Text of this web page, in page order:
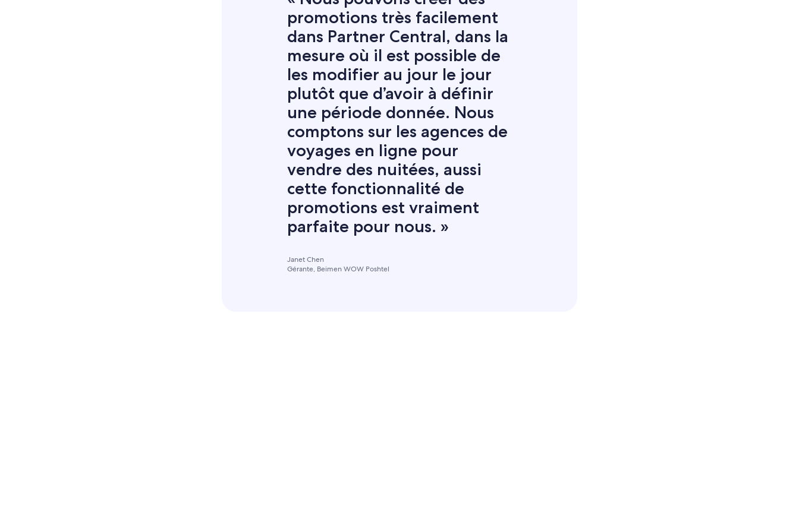
promotions très facilement
dans Partner Central, dans la
mesure où il est possible de
les modifier au jour le jour
plutôt que d’avoir à définir
une période donnée. Nous
comptons sur les agences de
voyages en ligne pour
vendre des nuitées, aussi
cette fonctionnalité de
promotions est vraiment
parfaite pour nous. »
Janet Chen
Gérante, Beimen WOW Poshtel